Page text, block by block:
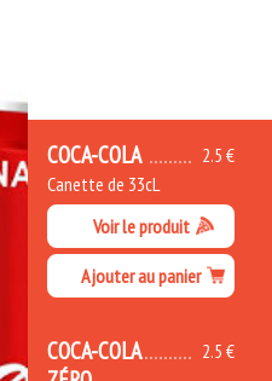
2.5 €
COCA-COLA
Canette de 33cL
Voir le produit
Ajouter au panier
2.5 €
COCA-COLA